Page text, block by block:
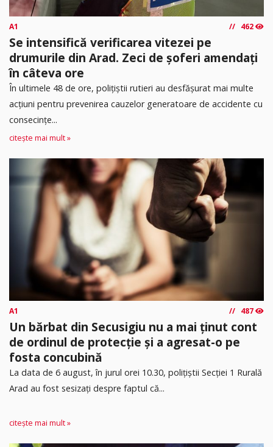
A1 462
Se intensifică verificarea vitezei pe
drumurile din Arad. Zeci de șoferi amendați
în câteva ore
În ultimele 48 de ore, polițiștii rutieri au desfășurat mai multe
acțiuni pentru prevenirea cauzelor generatoare de accidente cu
consecințe...
citește mai mult »
A1 487
Un bărbat din Secusigiu nu a mai ținut cont
de ordinul de protecție și a agresat-o pe
fosta concubină
​La data de 6 august, în jurul orei 10.30, polițiștii Secției 1 Rurală
Arad au fost sesizați despre faptul că...
citește mai mult »